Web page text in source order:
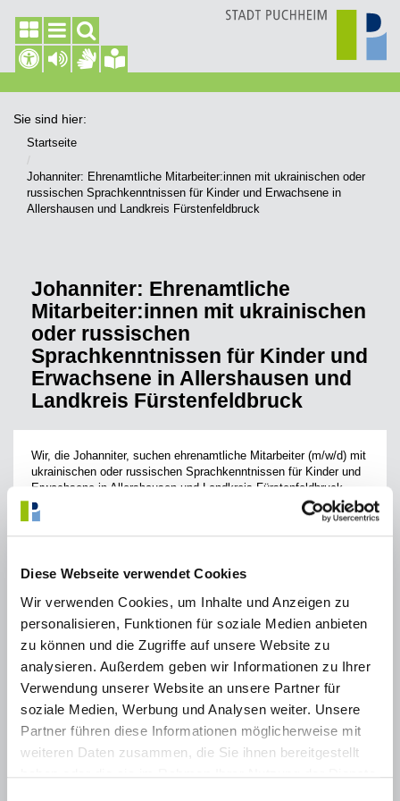
Diese Webseite verwendet Cookies
Wir verwenden Cookies, um Inhalte und Anzeigen zu
personalisieren, Funktionen für soziale Medien anbieten
zu können und die Zugriffe auf unsere Website zu
analysieren. Außerdem geben wir Informationen zu Ihrer
Verwendung unserer Website an unsere Partner für
soziale Medien, Werbung und Analysen weiter. Unsere
Partner führen diese Informationen möglicherweise mit
weiteren Daten zusammen, die Sie ihnen bereitgestellt
Sie sind hier:
Startseite
Johanniter: Ehrenamtliche Mitarbeiter:innen mit ukrainischen oder
russischen Sprachkenntnissen für Kinder und Erwachsene in
Allershausen und Landkreis Fürstenfeldbruck
Johanniter: Ehrenamtliche
Mitarbeiter:innen mit ukrainischen
oder russischen
Sprachkenntnissen für Kinder und
Erwachsene in Allershausen und
Landkreis Fürstenfeldbruck
Wir, die Johanniter, suchen ehrenamtliche Mitarbeiter (m/w/d) mit
ukrainischen oder russischen Sprachkenntnissen für Kinder und
Erwachsene in Allershausen und Landkreis Fürstenfeldbruck.
Sie sprechen Ukrainisch oder Russisch und möchten einen
ehrenamtliche Mitarbeitende, die ihre Sprachkenntnisse und ihr
Das erwartet Sie:
Dolmetschen bei Trauergruppen
Mitarbeit bei Trauergruppen für Kinder
Das bieten wir Ihnen:
Positive Arbeitsatmosphäre